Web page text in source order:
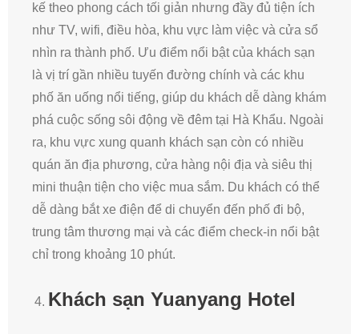
kế theo phong cách tối giản nhưng đầy đủ tiện ích
như TV, wifi, điều hòa, khu vực làm việc và cửa sổ
nhìn ra thành phố. Ưu điểm nổi bật của khách sạn
là vị trí gần nhiều tuyến đường chính và các khu
phố ăn uống nổi tiếng, giúp du khách dễ dàng khám
phá cuộc sống sôi động về đêm tại Hà Khẩu. Ngoài
ra, khu vực xung quanh khách sạn còn có nhiều
quán ăn địa phương, cửa hàng nội địa và siêu thị
mini thuận tiện cho việc mua sắm. Du khách có thể
dễ dàng bắt xe điện để di chuyển đến phố đi bộ,
trung tâm thương mại và các điểm check-in nổi bật
chỉ trong khoảng 10 phút.
Khách sạn Yuanyang Hotel